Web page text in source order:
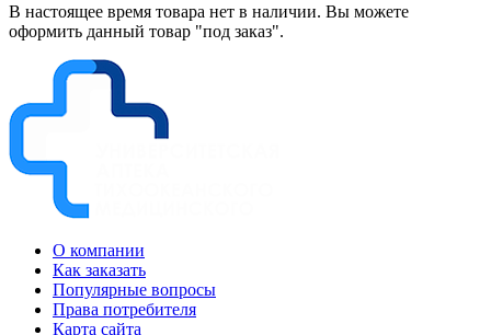
В настоящее время товара нет в наличии. Вы можете
оформить данный товар "под заказ".
О компании
Как заказать
Популярные вопросы
Права потребителя
Карта сайта